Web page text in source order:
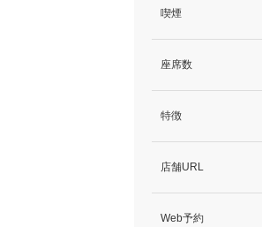
喫煙
座席数
特徴
店舗URL
Web予約